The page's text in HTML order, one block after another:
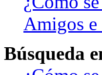
Amigos e
Búsqueda